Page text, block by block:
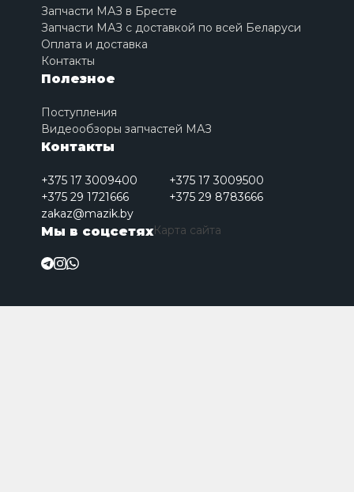
Запчасти МАЗ в Бресте
Запчасти МАЗ с доставкой по всей Беларуси
Оплата и доставка
Контакты
Полезное
Поступления
Видеообзоры запчастей МАЗ
Контакты
+375 17 3009400
+375 17 3009500
+375 29 1721666
+375 29 8783666
zakaz@mazik.by
Мы в соцсетяхКарта сайта